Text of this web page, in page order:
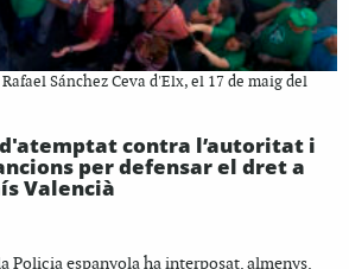
Sánchez Ceva d'Elx, el 17 de maig del
contra l’autoritat i
per defensar el dret a
Valencià
Policia espanyola ha interposat, almenys,